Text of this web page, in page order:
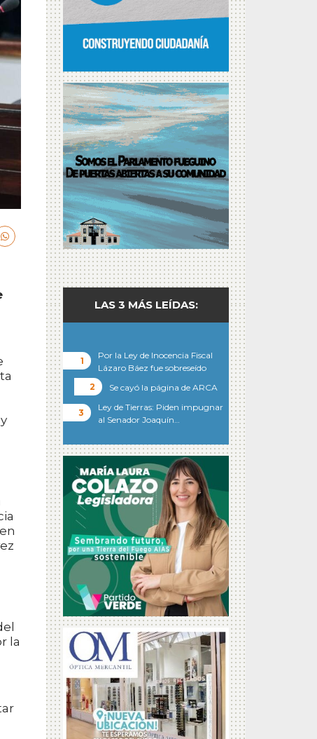
la
LAS 3 MÁS LEÍDAS:
Por la Ley de Inocencia Fiscal
Lázaro Báez fue sobreseído
Se cayó la página de ARCA
Ley de Tierras: Piden impugnar
al Senador Joaquín…